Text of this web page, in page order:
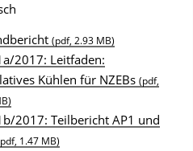
(pdf, 2.93 MB)
2017: Leitfaden:
Kühlen für NZEBs (pdf,
2017: Teilbericht AP1 und
1.47 MB)